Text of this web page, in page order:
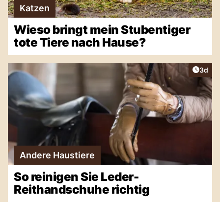
Katzen
Wieso bringt mein Stubentiger
tote Tiere nach Hause?
3d
Andere Haustiere
So reinigen Sie Leder-
Reithandschuhe richtig